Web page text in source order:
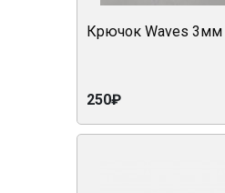
Крючок Waves 3мм
250₽